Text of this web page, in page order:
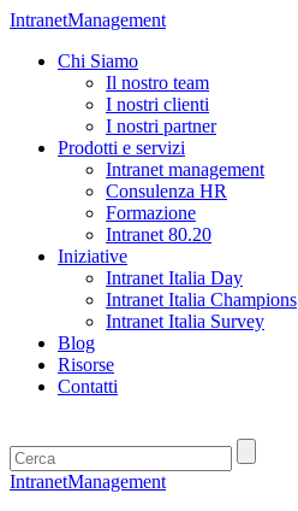
IntranetManagement
Chi Siamo
Il nostro team
I nostri clienti
I nostri partner
Prodotti e servizi
Intranet management
Consulenza HR
Formazione
Intranet 80.20
Iniziative
Intranet Italia Day
Intranet Italia Champions
Intranet Italia Survey
Blog
Risorse
Contatti
IntranetManagement